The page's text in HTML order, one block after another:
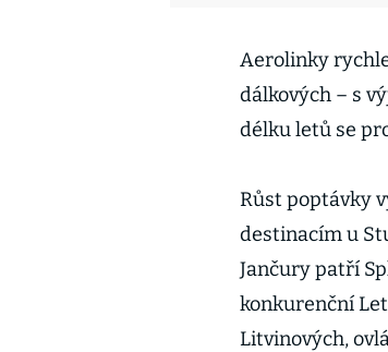
Aerolinky
dálkových – s
délku letů se
Růst poptávky
destinacím u
Jančury patří
konkurenční
Litvinových,